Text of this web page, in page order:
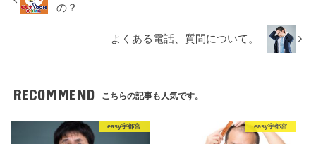
の？
よくある電話、質問について。
RECOMMEND こちらの記事も人気です。
easy宇都宮 easy宇都宮